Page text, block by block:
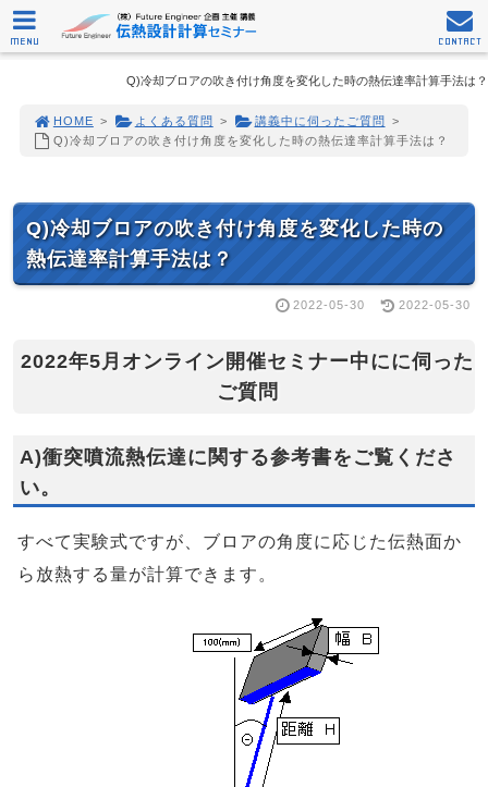
Q)冷却ブロアの吹き付け角度を変化した時の熱伝達率計算手法は？
HOME > よくある質問 > 講義中に伺ったご質問
>
Q)冷却ブロアの吹き付け角度を変化した時の熱伝達率計算手法は？
Q)冷却ブロアの吹き付け角度を変化した時の
熱伝達率計算手法は？
2022-05-30 2022-05-30
2022年5月オンライン開催セミナー中にに伺った
ご質問
A)衝突噴流熱伝達に関する参考書をご覧くださ
い。
すべて実験式ですが、ブロアの角度に応じた伝熱面か
ら放熱する量が計算できます。
MENU CONTACT